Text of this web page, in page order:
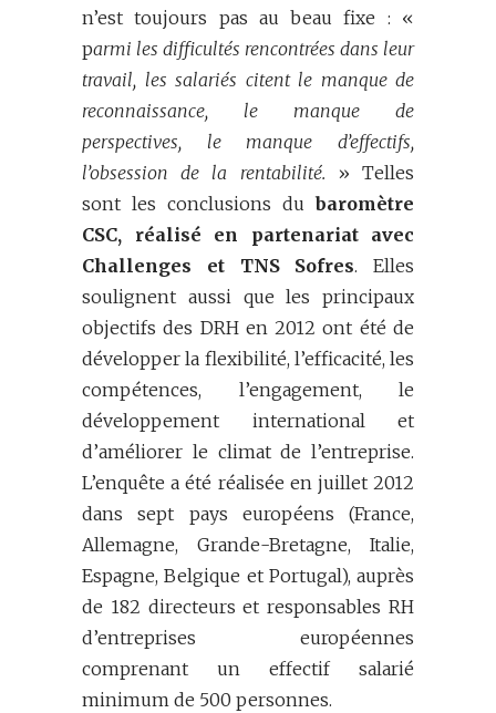
n’est toujours pas au beau fixe : «
parmi les difficultés rencontrées dans leur
travail, les salariés citent le manque de
reconnaissance, le manque de
perspectives, le manque d’effectifs,
l’obsession de la rentabilité. » Telles
sont les conclusions dubaromètre
CSC, réalisé en partenariat avec
Challenges et TNS Sofres. Elles
soulignent aussi que les principaux
objectifs des DRH en 2012 ont été de
développer la flexibilité, l’efficacité, les
compétences, l’engagement, le
développement international et
d’améliorer le climat de l’entreprise.
L’enquête a été réalisée en juillet 2012
dans sept pays européens (France,
Allemagne, Grande-Bretagne, Italie,
Espagne, Belgique et Portugal), auprès
de 182 directeurs et responsables RH
d’entreprises européennes
comprenant un effectif salarié
minimum de 500 personnes.